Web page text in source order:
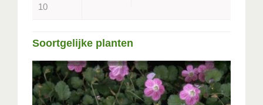
10
Soortgelijke planten